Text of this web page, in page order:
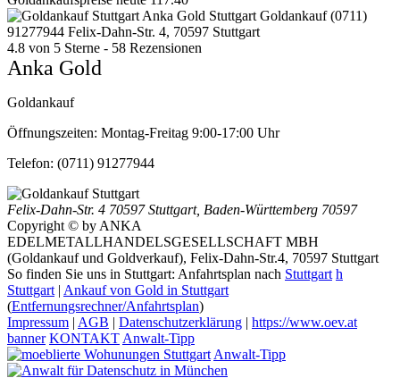
Anka Gold Stuttgart Goldankauf (0711)
91277944 Felix-Dahn-Str. 4, 70597 Stuttgart
4.8 von 5 Sterne - 58 Rezensionen
Anka Gold
Goldankauf
Öffnungszeiten: Montag-Freitag 9:00-17:00 Uhr
Telefon: (0711) 91277944
Felix-Dahn-Str. 4 70597 Stuttgart, Baden-Württemberg 70597
Copyright © by ANKA
EDELMETALLHANDELSGESELLSCHAFT MBH
(Goldankauf und Goldverkauf), Felix-Dahn-Str.4, 70597 Stuttgart
So finden Sie uns in Stuttgart: Anfahrtsplan nach Stuttgart h
Stuttgart | Ankauf von Gold in Stuttgart
(Entfernungsrechner/Anfahrtsplan)
Impressum | AGB | Datenschutzerklärung | https://www.oev.at
banner KONTAKT Anwalt-Tipp
Anwalt-Tipp